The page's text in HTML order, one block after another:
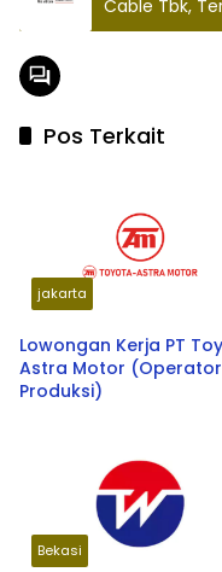
Cable Tbk,
Sederajat
Pos Terkait
jakarta
Lowongan Kerja PT
Astra Motor (Operator
Produksi)
Bekasi